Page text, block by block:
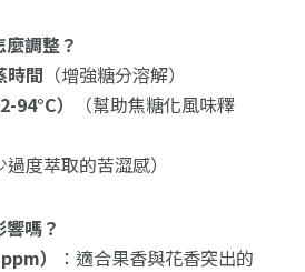
調整？
時間 （增強糖分溶解）
94°C）
（幫助焦糖化風味釋
度萃取的苦澀感）
嗎？
）
：適合果香與花香突出的